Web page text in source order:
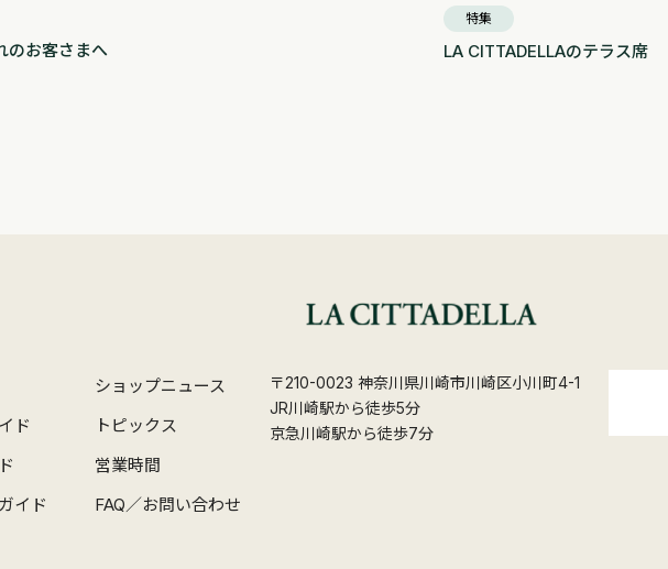
のお客さまへ
特集
LA CITTADELLAのテラス席
ショップニュース
ド
トピックス
営業時間
イド
FAQ／お問い合わせ
〒210-0023 神奈川県川崎市川崎区小川町4-1
JR川崎駅から徒歩5分
京急川崎駅から徒歩7分